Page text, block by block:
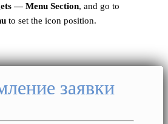
— Menu Section, and go to
to set the icon position.
заявки